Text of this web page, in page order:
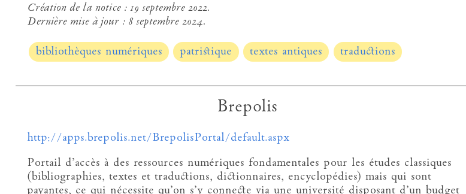
Création de la notice : 19 septembre 2022.
Dernière mise à jour : 8 septembre 2024.
bibliothèques numériques patristique textes antiques traductions
Brepolis
http://apps.brepolis.net/BrepolisPortal/default.aspx
Portail d’accès à des ressources numériques fondamentales pour les études classiques
(bibliographies, textes et traductions, dictionnaires, encyclopédies) mais qui sont
payantes, ce qui nécessite qu’on s’y connecte via une université disposant d’un budget